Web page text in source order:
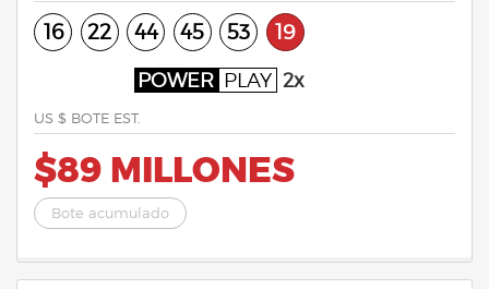
16 22 44 45 53 19
POWER PLAY 2x
US $ BOTE EST.
$89 MILLONES
Bote acumulado